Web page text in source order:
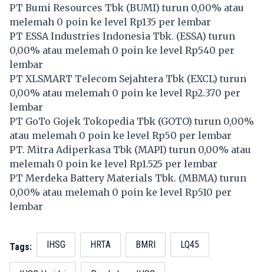
PT Bumi Resources Tbk (BUMI) turun 0,00% atau
melemah 0 poin ke level Rp135 per lembar
PT ESSA Industries Indonesia Tbk. (ESSA) turun
0,00% atau melemah 0 poin ke level Rp540 per
lembar
PT XLSMART Telecom Sejahtera Tbk (EXCL) turun
0,00% atau melemah 0 poin ke level Rp2.370 per
lembar
PT GoTo Gojek Tokopedia Tbk (GOTO) turun 0,00%
atau melemah 0 poin ke level Rp50 per lembar
PT. Mitra Adiperkasa Tbk (MAPI) turun 0,00% atau
melemah 0 poin ke level Rp1.525 per lembar
PT Merdeka Battery Materials Tbk. (MBMA) turun
0,00% atau melemah 0 poin ke level Rp510 per
lembar
Tags: IHSG HRTA BMRI LQ45